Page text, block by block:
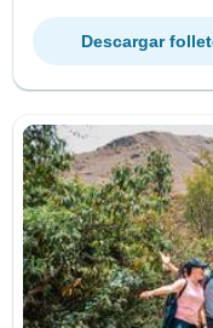
Descargar